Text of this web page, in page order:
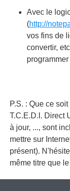
Avec le
(http://
vos fins de
convertir,
P.S. : Que ce
T.C.E.D.I. Direct
à jour, ..., sont
mettre sur
présent).
même titre que